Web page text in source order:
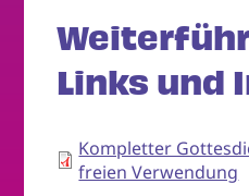
Links und
Kompletter
freien Verwendung